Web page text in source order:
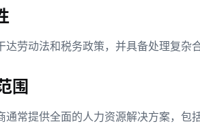
达劳动法和税务政策，并具备处理复杂
围
通常提供全面的人力资源解决方案，包